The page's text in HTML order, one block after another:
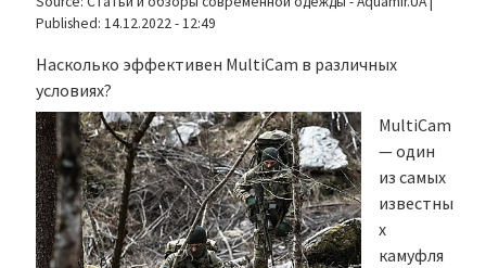
Published: 14.12.2022 - 12:49
Насколько эффективен MultiCam в различных
условиях?
MultiCam
— один
из самых
известны
х
камуфля